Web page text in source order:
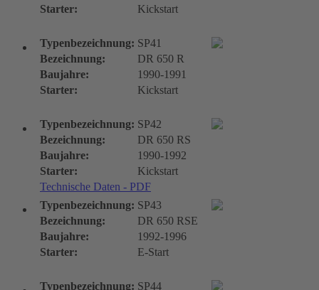
Starter:
Kickstart
Typenbezeichnung: SP41
Bezeichnung:
DR 650 R
Baujahre:
1990-1991
Starter:
Kickstart
Typenbezeichnung: SP42
Bezeichnung:
DR 650 RS
Baujahre:
1990-1992
Starter:
Kickstart
Technische Daten - PDF
Typenbezeichnung: SP43
Bezeichnung:
DR 650 RSE
Baujahre:
1992-1996
Starter:
E-Start
Typenbezeichnung: SP44